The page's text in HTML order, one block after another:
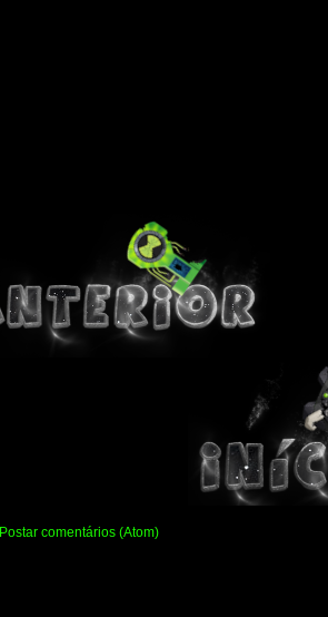
Postar comentários (Atom)